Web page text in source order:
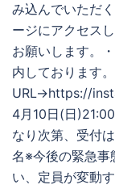
み込んでいただ
ージにアクセス
お願いします。
内しております
URL→https://
4月10日(日
なり次第、受付
名※今後の緊急事
い、定員が変動